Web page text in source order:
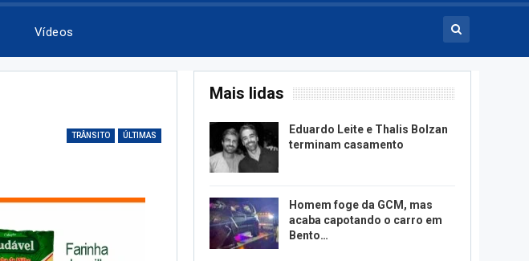
Vídeos
TRÂNSITO ÚLTIMAS
Mais lidas
Eduardo Leite e Thalis Bolzan
terminam casamento
Homem foge da GCM, mas
acaba capotando o carro em
Bento…